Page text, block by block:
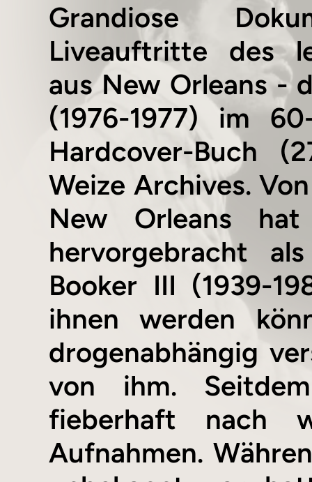
Grandiose
Liveauftritte des
aus New Orleans -
(1976-1977) im
Hardcover-Buch
Weize Archives.
New Orleans
hervorgebracht
Booker III (1939-
ihnen werden
drogenabhängig
von ihm.
fieberhaft nach
Aufnahmen.